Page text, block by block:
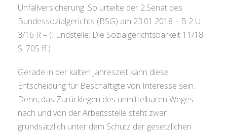
Unfallversicherung. So urteilte der 2.Senat des
Bundessozialgerichts (BSG) am 23.01.2018 – B 2 U
3/16 R – (Fundstelle: Die Sozialgerichtsbarkeit 11/18
S. 705 ff.)
Gerade in der kalten Jahreszeit kann diese
Entscheidung für Beschäftigte von Interesse sein.
Denn, das Zurücklegen des unmittelbaren Weges
nach und von der Arbeitsstelle steht zwar
grundsätzlich unter dem Schutz der gesetzlichen